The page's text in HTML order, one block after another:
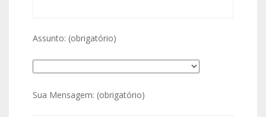
Assunto: (obrigatório)
Sua Mensagem: (obrigatório)